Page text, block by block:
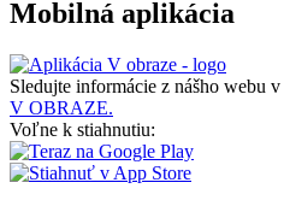
Mobilná aplikácia
Sledujte informácie z nášho webu v
V OBRAZE.
Voľne k stiahnutiu: